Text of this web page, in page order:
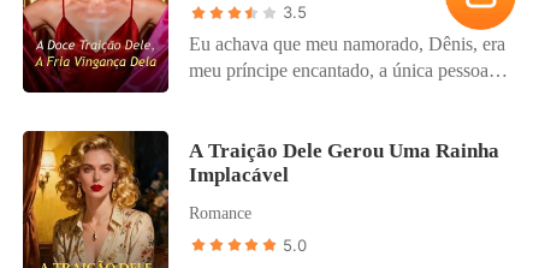
3.5
Eu achava que meu namorado, Dênis, era
meu príncipe encantado, a única pessoa
enganada. Ele e seu melhor amigo, Ethan,
me drogaram, tiraram fotos íntimas e
vazaram para a faculdade inteira para
sair de suas vidas. Minha própria mãe,
A Traição Dele Gerou Uma Rainha
Implacável
Romance
5.0